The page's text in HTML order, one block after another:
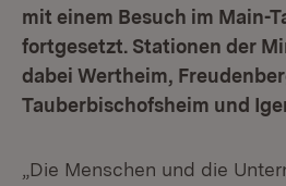
mit einem Besuch im Main-
fortgesetzt. Stationen der
dabei Wertheim,
Tauberbischofsheim und
„Die Menschen und die